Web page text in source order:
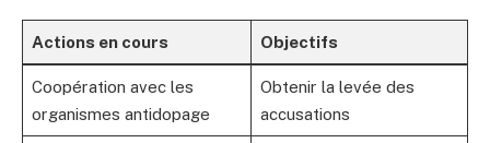
Actions en cours Objectifs
Coopération avec les
organismes antidopage
Obtenir la levée des
accusations